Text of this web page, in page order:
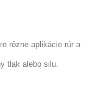
rôzne aplikácie rúr a
tlak alebo silu.